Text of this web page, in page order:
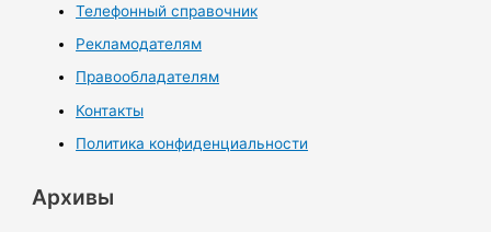
Телефонный справочник
Рекламодателям
Правообладателям
Контакты
Политика конфиденциальности
Архивы